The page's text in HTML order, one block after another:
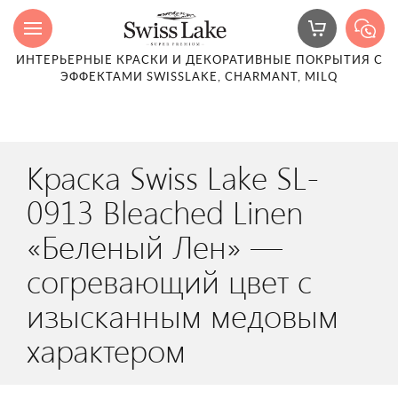
ИНТЕРЬЕРНЫЕ КРАСКИ И ДЕКОРАТИВНЫЕ ПОКРЫТИЯ С
ЭФФЕКТАМИ SWISSLAKE, CHARMANT, MILQ
Краска Swiss Lake SL-
0913 Bleached Linen
«Беленый Лен» —
согревающий цвет с
изысканным медовым
характером